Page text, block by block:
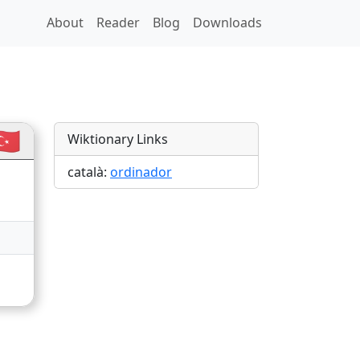
About Reader Blog Downloads
Wiktionary Links
català: ordinador